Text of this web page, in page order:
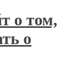
о том,
о